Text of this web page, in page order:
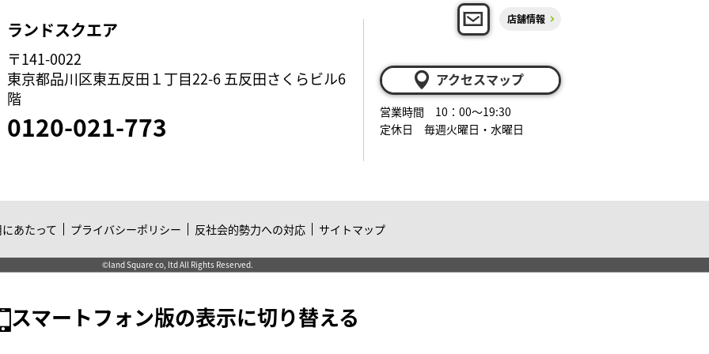
ランドスクエア
〒141-0022
東京都品川区東五反田１丁目22-6 五反田さくらビル6
階
0120-021-773
店舗情報
アクセスマップ
営業時間 10：00～19:30
定休日 毎週火曜日・水曜日
あたって プライバシーポリシー 反社会的勢力への対応 サイトマップ
©land Square co, ltd All Rights Reserved.
スマートフォン版の表示に切り替える